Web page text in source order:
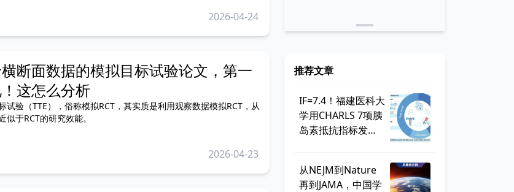
2026-04-24
断面数据的模拟目标试验论文，第一
这怎么分析
试验（TTE），俗称模拟RCT，其实质是利用观察数据模拟RCT，从
似于RCT的研究效能。
2026-04-23
推荐文章
IF=7.4！福建医科大
学用CHARLS 7项胰
岛素抵抗指标发
从NEJM到Nature
再到JAMA，中国学